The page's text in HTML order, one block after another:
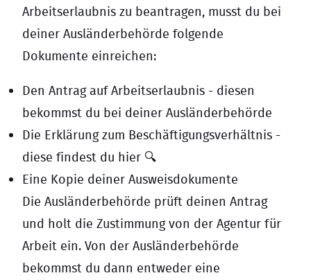
Arbeitserlaubnis zu beantragen, musst du bei
deiner Ausländerbehörde folgende
Dokumente einreichen:
Den Antrag auf Arbeitserlaubnis - diesen
bekommst du bei deiner Ausländerbehörde
Die Erklärung zum Beschäftigungsverhältnis -
diese findest du hier 🔍
Eine Kopie deiner Ausweisdokumente
Die Ausländerbehörde prüft deinen Antrag
und holt die Zustimmung von der Agentur für
Arbeit ein. Von der Ausländerbehörde
bekommst du dann entweder eine